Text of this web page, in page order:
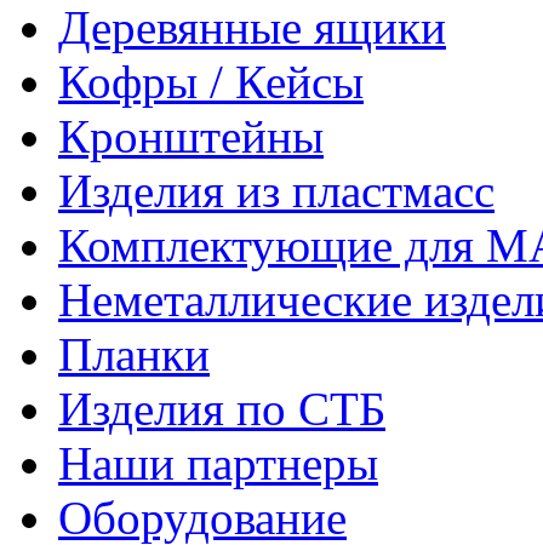
Деревянные ящики
Кофры / Кейсы
Кронштейны
Изделия из пластмасс
Комплектующие для
Неметаллические
Планки
Изделия по СТБ
Наши партнеры
Оборудование